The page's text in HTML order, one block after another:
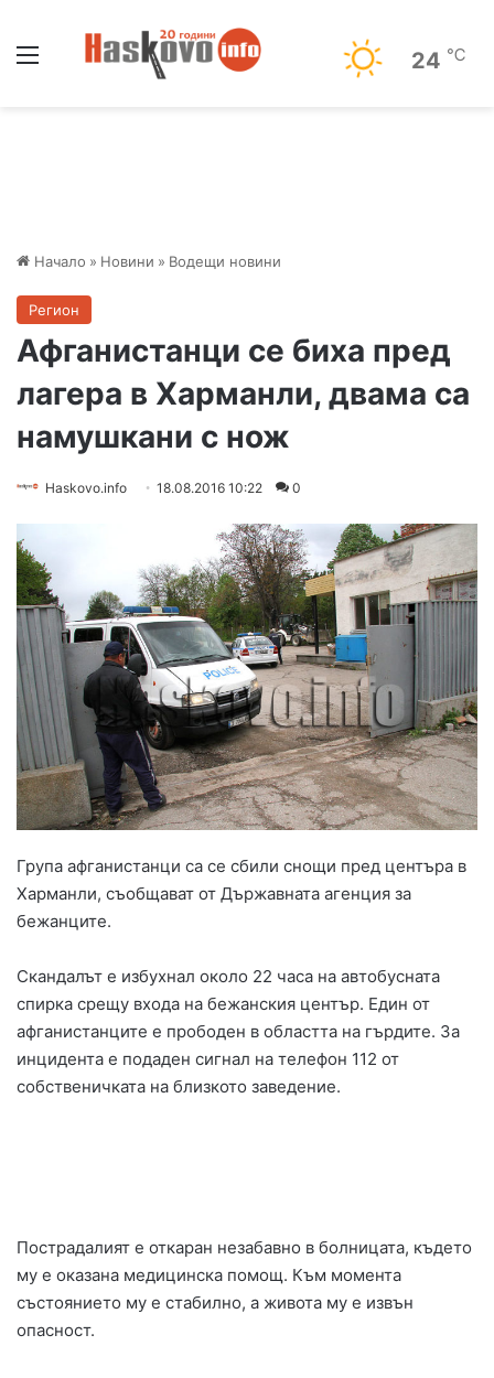
24 ℃
Начало » Новини » Водещи новини
Регион
Афганистанци се биха пред
лагера в Харманли, двама са
намушкани с нож
Haskovo.info 18.08.2016 10:22 0
Група афганистанци са се сбили снощи пред центъра в
Харманли, съобщават от Държавната агенция за
бежанците.
Скандалът е избухнал около 22 часа на автобусната
спирка срещу входа на бежанския център. Един от
афганистанците е прободен в областта на гърдите. За
инцидента е подаден сигнал на телефон 112 от
собственичката на близкото заведение.
Пострадалият е откаран незабавно в болницата, където
му е оказана медицинска помощ. Към момента
състоянието му е стабилно, а живота му е извън
опасност.